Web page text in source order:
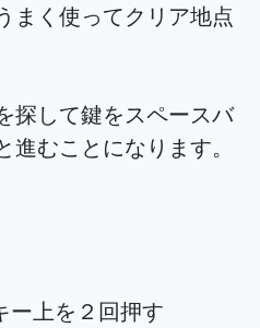
まく使ってクリア地点
探して鍵をスペースバ
むことになります。
ー上を２回押す